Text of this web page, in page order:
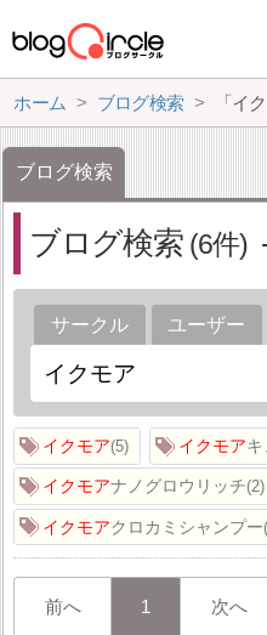
ホーム ブログ検索 「イ
ブログ検索
ブログ検索 6
サークル ユーザー
イクモア 5 イクモア
イクモアナノグロウリッチ 2
イクモアクロカミシャンプー
前へ 1 次へ